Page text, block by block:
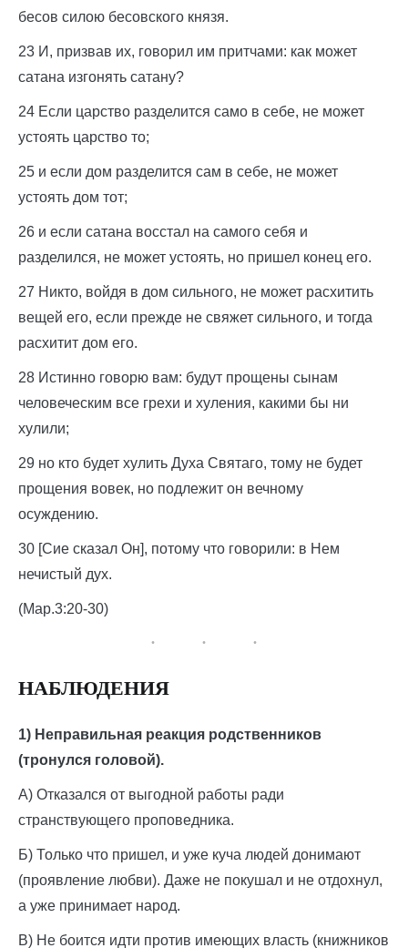
бесов силою бесовского князя.
23 И, призвав их, говорил им притчами: как может
сатана изгонять сатану?
24 Если царство разделится само в себе, не может
устоять царство то;
25 и если дом разделится сам в себе, не может
устоять дом тот;
26 и если сатана восстал на самого себя и
разделился, не может устоять, но пришел конец его.
27 Никто, войдя в дом сильного, не может расхитить
вещей его, если прежде не свяжет сильного, и тогда
расхитит дом его.
28 Истинно говорю вам: будут прощены сынам
человеческим все грехи и хуления, какими бы ни
хулили;
29 но кто будет хулить Духа Святаго, тому не будет
прощения вовек, но подлежит он вечному
осуждению.
30 [Сие сказал Он], потому что говорили: в Нем
нечистый дух.
(Мар.3:20-30)
НАБЛЮДЕНИЯ
1) Неправильная реакция родственников
(тронулся головой).
А) Отказался от выгодной работы ради
странствующего проповедника.
Б) Только что пришел, и уже куча людей донимают
(проявление любви). Даже не покушал и не отдохнул,
а уже принимает народ.
В) Не боится идти против имеющих власть (книжников